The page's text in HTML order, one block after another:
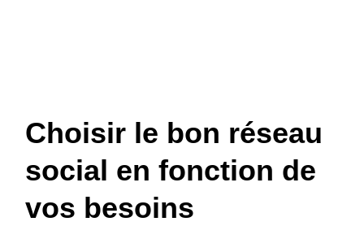
Choisir le bon réseau
social en fonction de
vos besoins